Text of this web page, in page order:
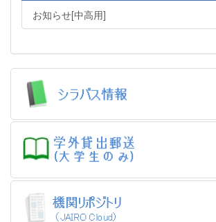
お知らせ[中高用]